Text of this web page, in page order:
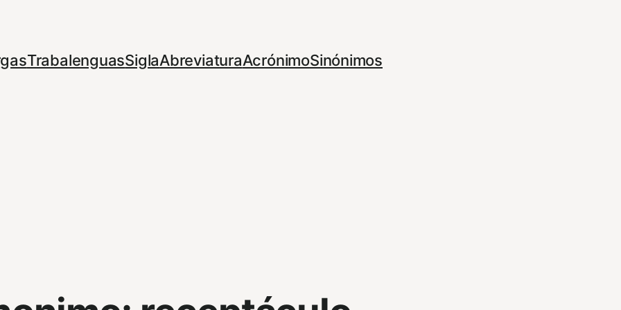
TrabalenguasSiglaAbreviaturaAcrónimoSinónimos